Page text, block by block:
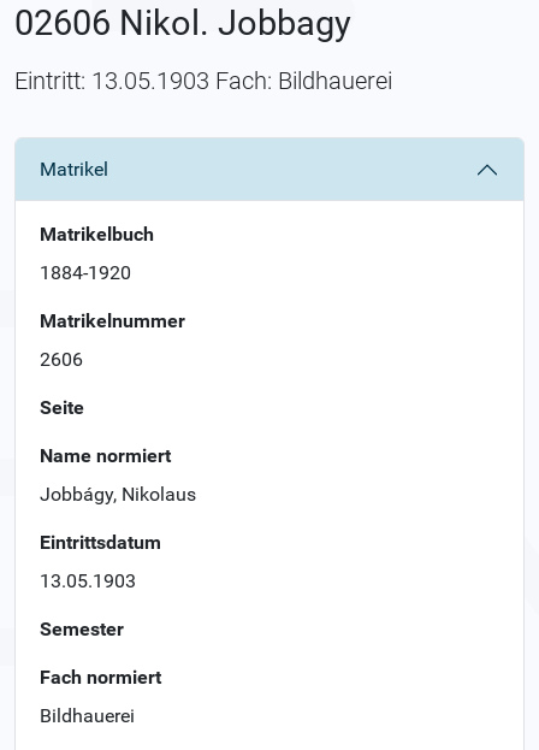
02606 Nikol. Jobbagy
Eintritt: 13.05.1903 Fach: Bildhauerei
Matrikel
Matrikelbuch
1884-1920
Matrikelnummer
2606
Seite
Name normiert
Jobbágy, Nikolaus
Eintrittsdatum
13.05.1903
Semester
Fach normiert
Bildhauerei